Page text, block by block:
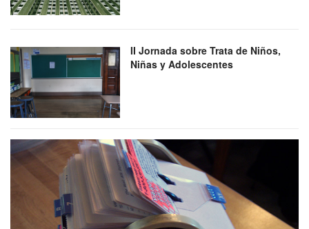
II Jornada sobre Trata de Niños,
Niñas y Adolescentes